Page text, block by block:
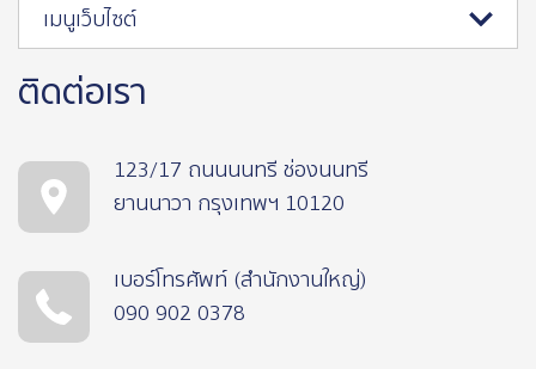
เมนูเว็บไซต์
ติดต่อเรา
123/17 ถนนนนทรี ช่องนนทรี
ยานนาวา กรุงเทพฯ 10120
เบอร์โทรศัพท์ (สำนักงานใหญ่)
090 902 0378